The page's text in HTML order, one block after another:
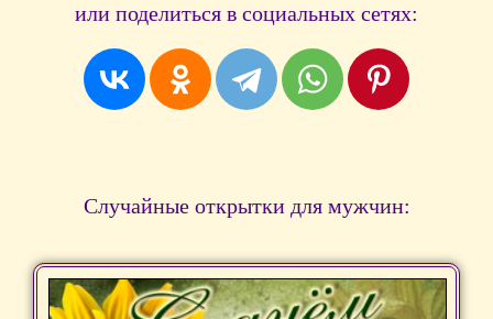
или поделиться в социальных сетях:
Случайные открытки для мужчин: